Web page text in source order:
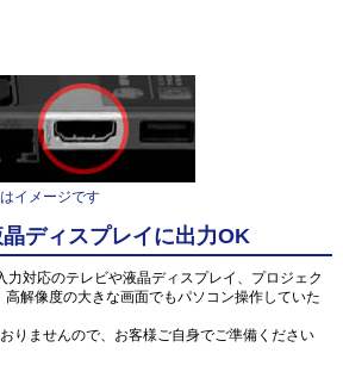
イメージです
ディスプレイに出力OK
力対応のテレビや液晶ディスプレイ、プロジェク
解像度の大きな画面でもパソコン操作していた
りませんので、お客様ご自身でご準備ください